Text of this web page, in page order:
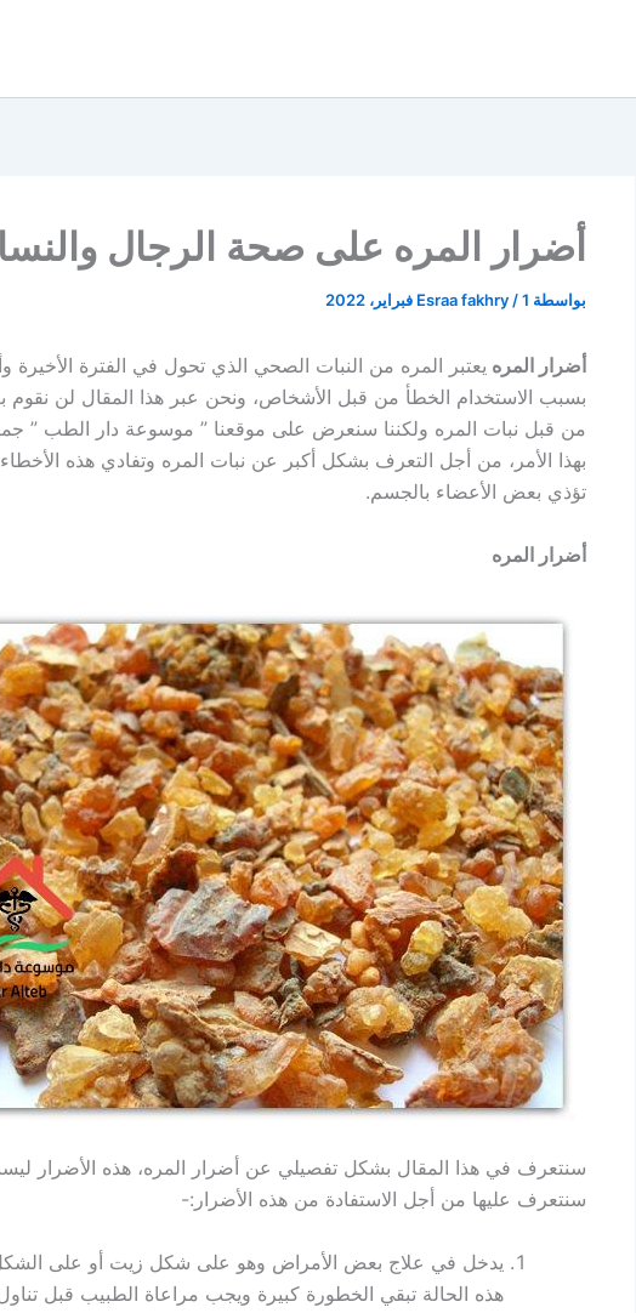
أضرار المره على صحة الرجال
بواسطة Esraa fakhry /1 فبراير، 2022
أضرار المره يعتبر المره من النبات الصحي الذي تحول في الفترة
بسبب الاستخدام الخطأ من قبل الأشخاص، ونحن عبر هذا المقال لن نقوم
من قبل نبات المره ولكننا سنعرض على موقعنا ” موسوعة دار الطب ”
بهذا الأمر، من أجل التعرف بشكل أكبر عن نبات المره وتفادي هذه
تؤذي بعض الأعضاء بالجسم.
أضرار المره
سنتعرف في هذا المقال بشكل تفصيلي عن أضرار المره، هذه الأضرار
سنتعرف عليها من أجل الاستفادة من هذه الأضرار:-
يدخل في علاج بعض الأمراض وهو على شكل زيت أو على
هذه الحالة تبقي الخطورة كبيرة ويجب مراعاة الطبيب قبل